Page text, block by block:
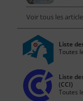
Voir tous les
Liste
Toutes
Liste
(CCI)
Toutes